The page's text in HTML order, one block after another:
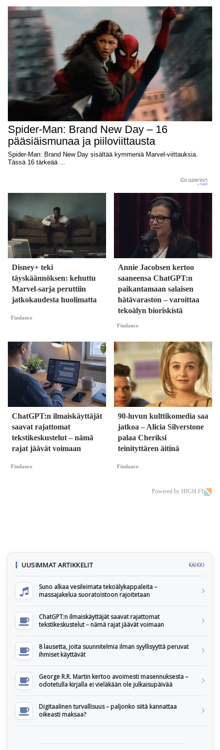
Disney+ teki
täyskäännöksen: kehuttu
Marvel-sarja peruttiin
jatkokaudesta huolimatta
Findance
Annie Jacobsen kertoo
saaneensa ChatGPT:n
paikantamaan salaisen
hätävaraston – varoittaa
tekoälyn bioriskistä
Findance
ChatGPT:n ilmaiskäyttäjät
saavat rajattomat
tekstikeskustelut – nämä
rajat jäävät voimaan
Findance
90-luvun kulttikomedia saa
jatkoa – Alicia Silverstone
palaa Cheriksi
teinityttären äitinä
Findance
Powered by HIGH.FI
UUSIMMAT ARTIKKELIT KAIKKI
Suno alkaa vesileimata tekoälykappaleita –
massajakelua suoratoistoon rajoitetaan
ChatGPT:n ilmaiskäyttäjät saavat rajattomat
tekstikeskustelut – nämä rajat jäävät voimaan
8 lausetta, joita suunnitelmia ilman syyllisyyttä peruvat
ihmiset käyttävät
George R.R. Martin kertoo avoimesti masennuksesta –
odotetulla kirjalla ei vieläkään ole julkaisupäivää
Digitaalinen turvallisuus – paljonko siitä kannattaa
oikeasti maksaa?